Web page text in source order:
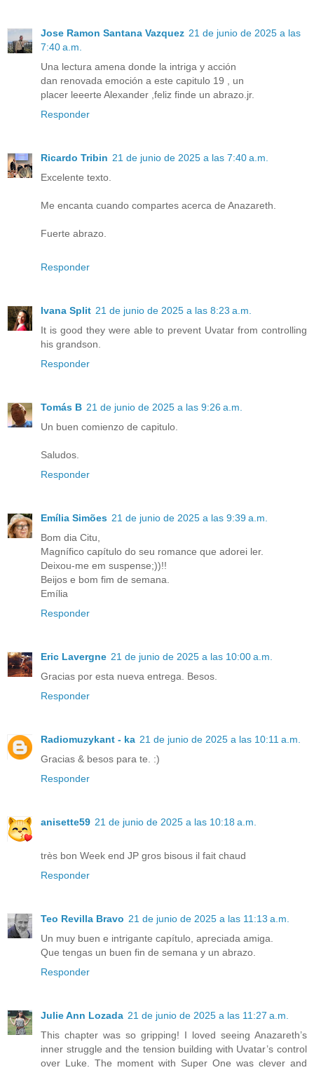
Jose Ramon Santana Vazquez 21 de junio de 2025 a las
7:40 a.m.
Una lectura amena donde la intriga y acción
dan renovada emoción a este capitulo 19 , un
placer leeerte Alexander ,feliz finde un abrazo.jr.
Responder
Ricardo Tribin 21 de junio de 2025 a las 7:40 a.m.
Excelente texto.
Me encanta cuando compartes acerca de Anazareth.
Fuerte abrazo.
Responder
Ivana Split 21 de junio de 2025 a las 8:23 a.m.
It is good they were able to prevent Uvatar from controlling
his grandson.
Responder
Tomás B 21 de junio de 2025 a las 9:26 a.m.
Un buen comienzo de capitulo.
Saludos.
Responder
Emília Simões 21 de junio de 2025 a las 9:39 a.m.
Bom dia Citu,
Magnífico capítulo do seu romance que adorei ler.
Deixou-me em suspense;))!!
Beijos e bom fim de semana.
Emília
Responder
Eric Lavergne 21 de junio de 2025 a las 10:00 a.m.
Gracias por esta nueva entrega. Besos.
Responder
Radiomuzykant - ka 21 de junio de 2025 a las 10:11 a.m.
Gracias & besos para te. :)
Responder
anisette59 21 de junio de 2025 a las 10:18 a.m.
très bon Week end JP gros bisous il fait chaud
Responder
Teo Revilla Bravo 21 de junio de 2025 a las 11:13 a.m.
Un muy buen e intrigante capítulo, apreciada amiga.
Que tengas un buen fin de semana y un abrazo.
Responder
Julie Ann Lozada 21 de junio de 2025 a las 11:27 a.m.
This chapter was so gripping! I loved seeing Anazareth’s
inner struggle and the tension building with Uvatar’s control
over Luke. The moment with Super One was clever and